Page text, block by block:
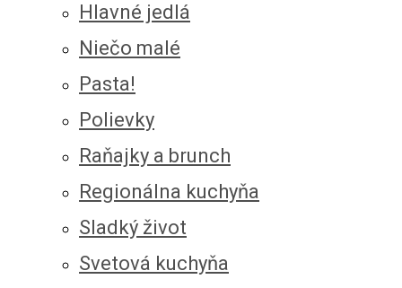
Hlavné jedlá
Niečo malé
Pasta!
Polievky
Raňajky a brunch
Regionálna kuchyňa
Sladký život
Svetová kuchyňa